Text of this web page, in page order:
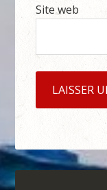
Site web